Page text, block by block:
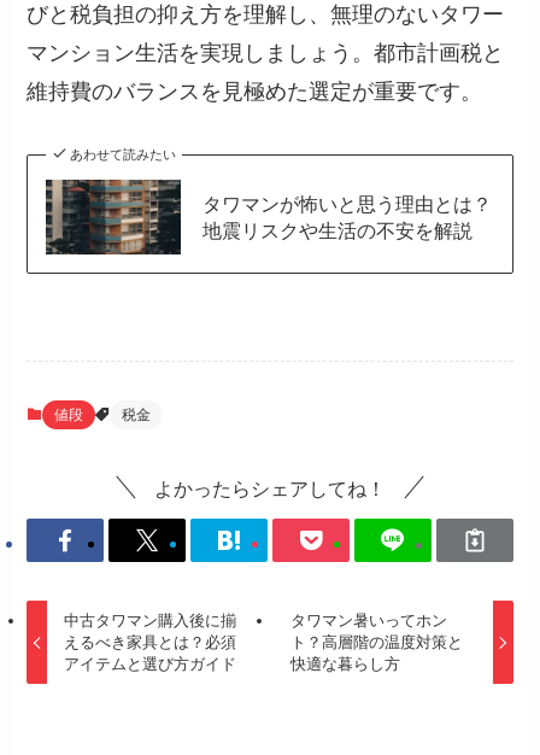
びと税負担の抑え方を理解し、無理のないタワー
マンション生活を実現しましょう。都市計画税と
維持費のバランスを見極めた選定が重要です。
あわせて読みたい
タワマンが怖いと思う理由とは？
地震リスクや生活の不安を解説
値段 税金
よかったらシェアしてね！
中古タワマン購入後に揃
えるべき家具とは？必須
アイテムと選び方ガイド
タワマン暑いってホン
ト？高層階の温度対策と
快適な暮らし方